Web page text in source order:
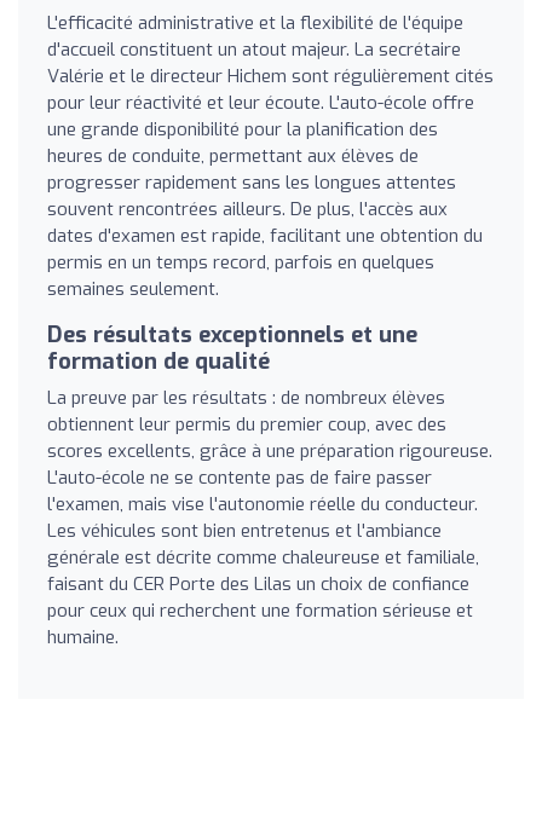
L'efficacité administrative et la flexibilité de l'équipe
d'accueil constituent un atout majeur. La secrétaire
Valérie et le directeur Hichem sont régulièrement cités
pour leur réactivité et leur écoute. L'auto-école offre
une grande disponibilité pour la planification des
heures de conduite, permettant aux élèves de
progresser rapidement sans les longues attentes
souvent rencontrées ailleurs. De plus, l'accès aux
dates d'examen est rapide, facilitant une obtention du
permis en un temps record, parfois en quelques
semaines seulement.
Des résultats exceptionnels et une
formation de qualité
La preuve par les résultats : de nombreux élèves
obtiennent leur permis du premier coup, avec des
scores excellents, grâce à une préparation rigoureuse.
L'auto-école ne se contente pas de faire passer
l'examen, mais vise l'autonomie réelle du conducteur.
Les véhicules sont bien entretenus et l'ambiance
générale est décrite comme chaleureuse et familiale,
faisant du CER Porte des Lilas un choix de confiance
pour ceux qui recherchent une formation sérieuse et
humaine.